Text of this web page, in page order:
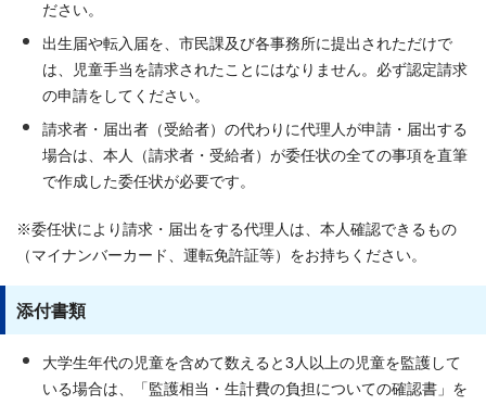
ださい。
出生届や転入届を、市民課及び各事務所に提出されただけで
は、児童手当を請求されたことにはなりません。必ず認定請求
の申請をしてください。
請求者・届出者（受給者）の代わりに代理人が申請・届出する
場合は、本人（請求者・受給者）が委任状の全ての事項を直筆
で作成した委任状が必要です。
※委任状により請求・届出をする代理人は、本人確認できるもの
（マイナンバーカード、運転免許証等）をお持ちください。
添付書類
大学生年代の児童を含めて数えると3人以上の児童を監護して
いる場合は、「監護相当・生計費の負担についての確認書」を